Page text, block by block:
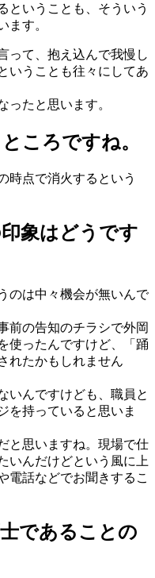
ということも、そういう
ます。
って、抱え込んで我慢し
いうことも往々にしてあ
ったと思います。
ころですね。
時点で消火するという
象はどうです
のは中々機会が無いんで
前の告知のチラシで外岡
使ったんですけど、「踊
れたかもしれません
いんですけども、職員と
を持っていると思いま
と思いますね。現場で仕
いんだけどという風に上
電話などでお聞きするこ
であることの